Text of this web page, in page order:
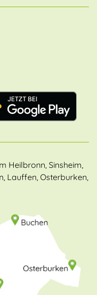
Heilbronn, Sinsheim,
Lauffen, Osterburken,